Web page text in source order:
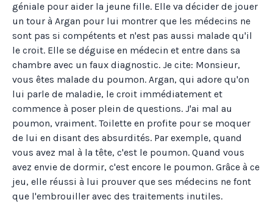
géniale pour aider la jeune fille. Elle va décider de jouer
un tour à Argan pour lui montrer que les médecins ne
sont pas si compétents et n'est pas aussi malade qu'il
le croit. Elle se déguise en médecin et entre dans sa
chambre avec un faux diagnostic. Je cite: Monsieur,
vous êtes malade du poumon. Argan, qui adore qu'on
lui parle de maladie, le croit immédiatement et
commence à poser plein de questions. J'ai mal au
poumon, vraiment. Toilette en profite pour se moquer
de lui en disant des absurdités. Par exemple, quand
vous avez mal à la tête, c'est le poumon. Quand vous
avez envie de dormir, c'est encore le poumon. Grâce à ce
jeu, elle réussi à lui prouver que ses médecins ne font
que l'embrouiller avec des traitements inutiles.